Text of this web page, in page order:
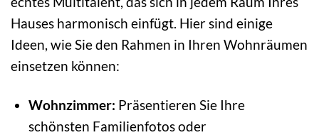
Hauses harmonisch einfügt. Hier sind einige
Ideen, wie Sie den Rahmen in Ihren Wohnräumen
einsetzen können:
Wohnzimmer: Präsentieren Sie Ihre
schönsten Familienfotos oder